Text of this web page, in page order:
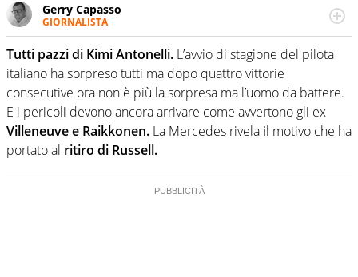
Gerry Capasso
GIORNALISTA
Per lui gli sport americani non hanno segreti: basket,
football, baseball e la capacità innata di trovare la notizia
dove altri non vedono granché
Tutti pazzi di Kimi Antonelli. L’avvio di stagione del pilota
italiano ha sorpreso tutti ma dopo quattro vittorie
consecutive ora non è più la sorpresa ma l’uomo da battere.
E i pericoli devono ancora arrivare come avvertono gli ex
Villeneuve e Raikkonen. La Mercedes rivela il motivo che ha
portato al ritiro di Russell.